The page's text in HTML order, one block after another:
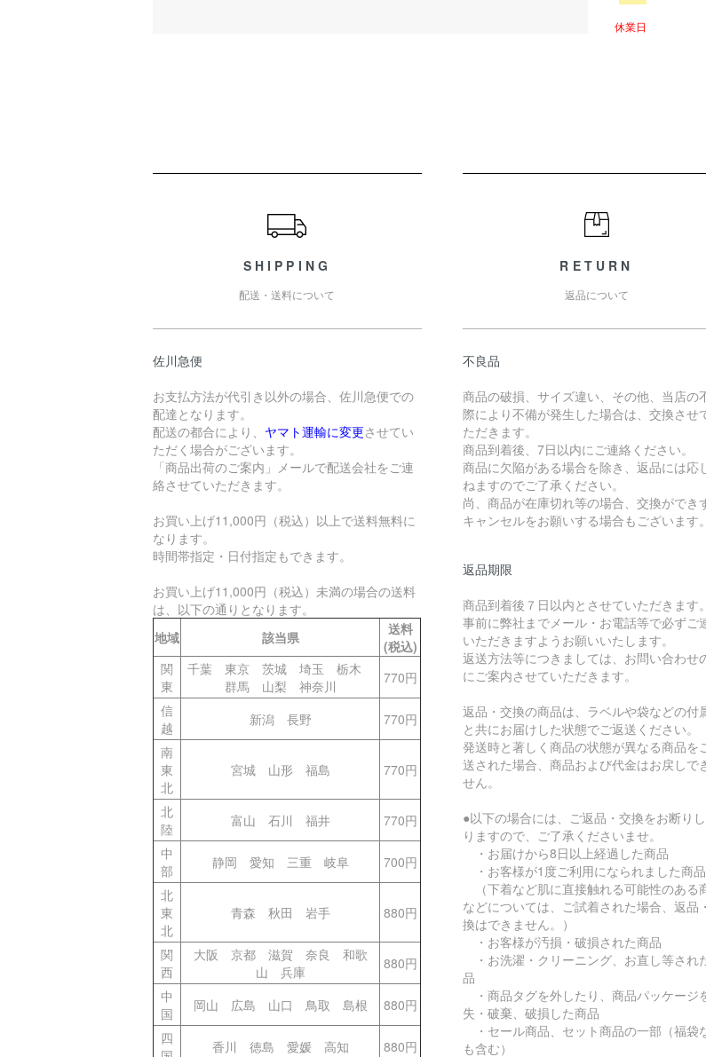
休業日
SHIPPING
配送・送料について
佐川急便
お支払方法が代引き以外の場合、佐川急便での
配達となります。
配送の都合により、 ヤマト運輸に変更させてい
ただく場合がございます。
「商品出荷のご案内」メールで配送会社をご連
絡させていただきます。
お買い上げ11,000円（税込）以上で送料無料に
なります。
時間帯指定・日付指定もできます。
お買い上げ11,000円（税込）未満の場合の送料
は、以下の通りとなります。
地域
該当県
送料
(税込)
関
東
千葉 東京 茨城 埼玉 栃木
群馬 山梨 神奈川
770円
信
越
新潟 長野
770円
南
東
北
宮城 山形 福島 770円
北
陸
富山 石川 福井
770円
中
部
静岡 愛知 三重 岐阜
700円
北
東
北
青森 秋田 岩手 880円
関
西
大阪 京都 滋賀 奈良 和歌
山 兵庫
880円
中
国
岡山 広島 山口 鳥取 島根
880円
四
香川 徳島 愛媛 高知 880円
RETURN
返品について
不良品
商品の破損、サイズ違い、その他、当店の
際により不備が発生した場合は、交換させ
ただきます。
商品到着後、7日以内にご連絡ください。
商品に欠陥がある場合を除き、返品には応
ねますのでご了承ください。
尚、商品が在庫切れ等の場合、交換ができず
キャンセルをお願いする場合もございます。
返品期限
商品到着後７日以内とさせていただきます。
事前に弊社までメール・お電話等で必ずご
いただきますようお願いいたします。
返送方法等につきましては、お問い合わせ
にご案内させていただきます。
返品・交換の商品は、ラベルや袋などの付
と共にお届けした状態でご返送ください。
発送時と著しく商品の状態が異なる商品を
送された場合、商品および代金はお戻しで
せん。
●以下の場合には、ご返品・交換をお断り
りますので、ご了承くださいませ。
・お届けから8日以上経過した商品
・お客様が1度ご利用になられました商品
（下着など肌に直接触れる可能性のある
などについては、ご試着された場合、返品
換はできません。）
・お客様が汚損・破損された商品
・お洗濯・クリーニング、お直し等され
品
・商品タグを外したり、商品パッケージ
失・破棄、破損した商品
・セール商品、セット商品の一部（福袋
も含む）